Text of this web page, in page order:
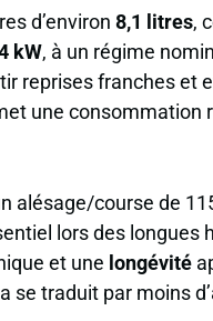
d’environ 8,1 litres,
kW, à un régime
reprises franches et
une consommation
alésage/course de
lors des longues
et une longévité
se traduit par moins